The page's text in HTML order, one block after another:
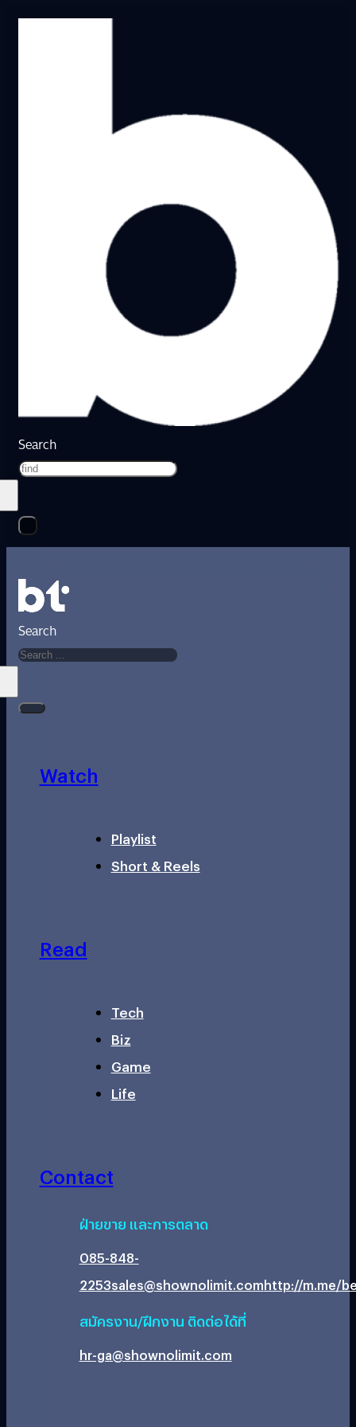
Search
Search
Watch
Playlist
Short & Reels
Read
Tech
Biz
Game
Life
Contact
ฝ่ายขาย และการตลาด
085-848-
2253sales@shownolimit.comhttp://m.me/
สมัครงาน/ฝึกงาน ติดต่อได้ที่
hr-ga@shownolimit.com